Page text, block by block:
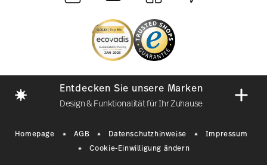
Entdecken Sie unsere Marken
Design & Funktionalität für Ihr Zuhause
Homepage AGB Datenschutzhinweise
Impressum
Cookie-Einwilligung ändern